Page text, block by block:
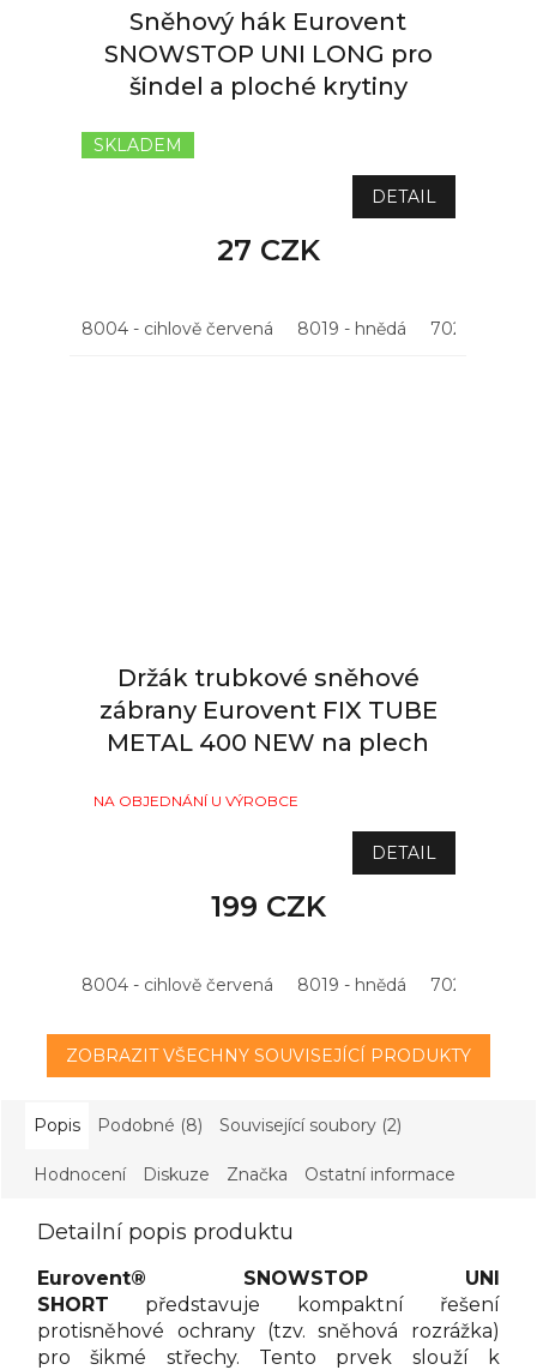
Sněhový hák Eurovent
SNOWSTOP UNI LONG pro
šindel a ploché krytiny
hodnocení
5,0
z
SKLADEM
27 CZK
DETAIL
8004 - cihlově červená 8019 - hnědá 7021 -
Držák trubkové sněhové
zábrany Eurovent FIX TUBE
METAL 400 NEW na plech
NA OBJEDNÁNÍ U VÝROBCE
199 CZK
DETAIL
8004 - cihlově červená 8019 - hnědá 7021 -
ZOBRAZIT VŠECHNY SOUVISEJÍCÍ PRODUKTY
Popis Podobné (8) Související soubory (2)
Hodnocení Diskuze Značka Ostatní informace
Detailní popis produktu
Eurovent® SNOWSTOP UNI
SHORT
představuje kompaktní řešení
protisněhové ochrany (tzv. sněhová rozrážka)
pro šikmé střechy. Tento prvek slouží k